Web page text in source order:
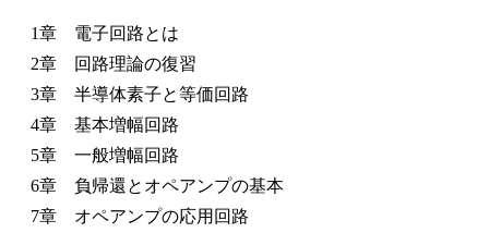
1章 電子回路とは
2章 回路理論の復習
3章 半導体素子と等価回路
4章 基本増幅回路
5章 一般増幅回路
6章 負帰還とオペアンプの基本
7章 オペアンプの応用回路